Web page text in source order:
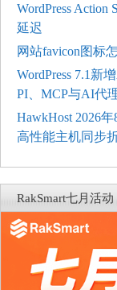
WordPress
延迟
网站favicon图标
WordPress 7.1新
PI、MCP与AI代
HawkHost 2026
高性能主机同步
RakSmart七月活动